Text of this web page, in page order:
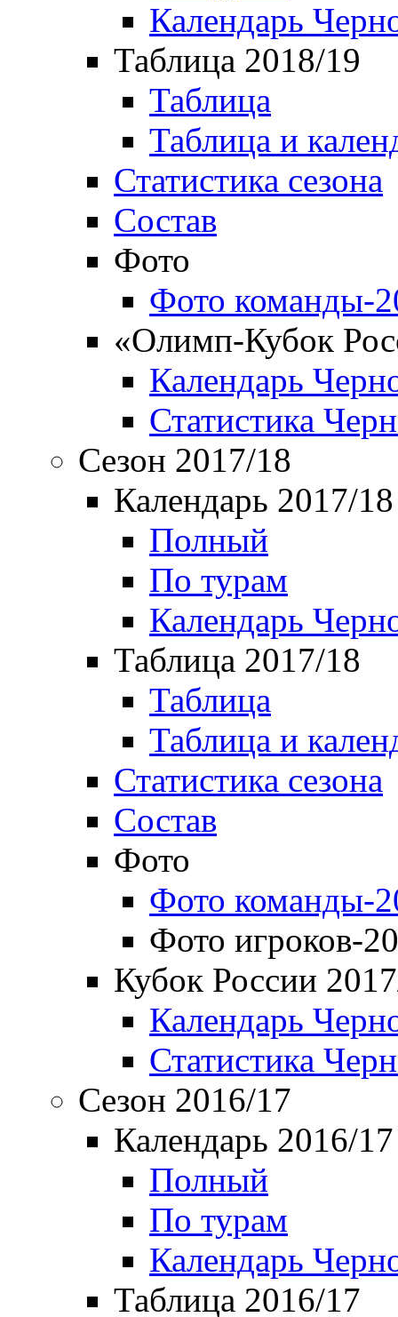
Календарь
Таблица 2018/19
Таблица
Таблица и
Статистика сезона
Состав
Фото
Фото команды-
«Олимп-Кубок
Календарь
Статистика
Сезон 2017/18
Календарь 2017/18
Полный
По турам
Календарь
Таблица 2017/18
Таблица
Таблица и
Статистика сезона
Состав
Фото
Фото команды-
Фото игроков-
Кубок России
Календарь
Статистика
Сезон 2016/17
Календарь 2016/17
Полный
По турам
Календарь
Таблица 2016/17